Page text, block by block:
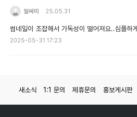
말싸미 25.05.31
썸네일이 조잡해서 가독성이 떨어져요..심플하게
2025-05-31 17:23
새소식 1:1 문의 제휴문의 홍보게시판